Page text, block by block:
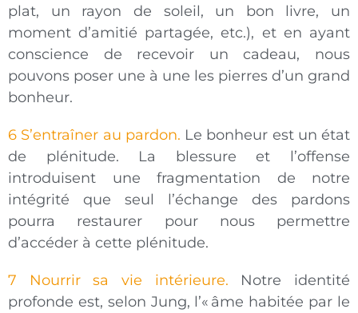
plat, un rayon de soleil, un bon livre, un
moment d’amitié partagée, etc.), et en ayant
conscience de recevoir un cadeau, nous
pouvons poser une à une les pierres d’un grand
bonheur.
6 S’entraîner au pardon. Le bonheur est un état
de plénitude. La blessure et l’offense
introduisent une fragmentation de notre
intégrité que seul l’échange des pardons
pourra restaurer pour nous permettre
d’accéder à cette plénitude.
7 Nourrir sa vie intérieure. Notre identité
profonde est, selon Jung, l’« âme habitée par le